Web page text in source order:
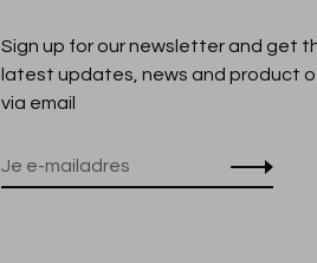
Sign up for our newsletter and get
latest updates, news and product
via email